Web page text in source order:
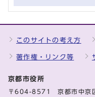
このサイトの考え方
著作権・リンク等
京都市役所
〒604-8571 京都市中京